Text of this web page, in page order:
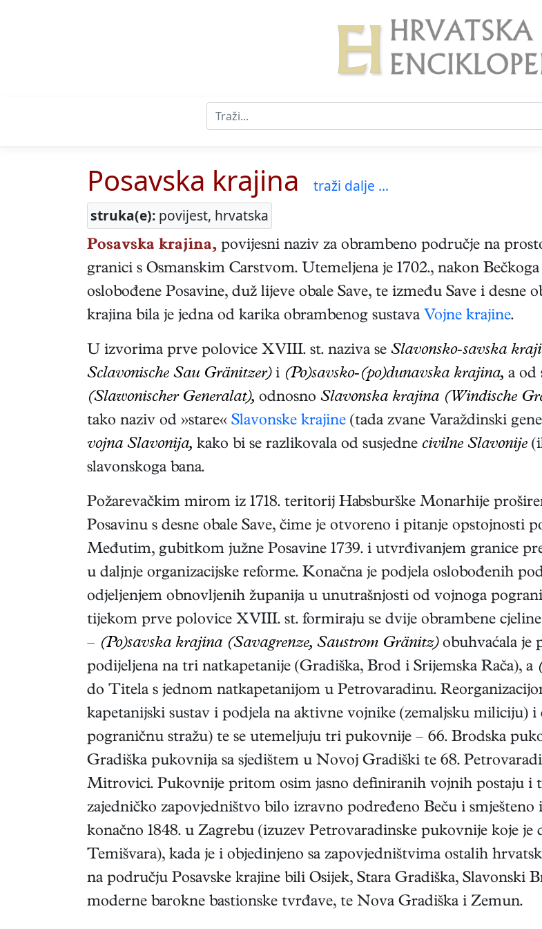
Posavska krajina
traži dalje ...
struka(e): povijest, hrvatska
Posavska krajina, povijesni naziv za obrambeno područje na
granici s Osmanskim Carstvom. Utemeljena je 1702., nakon
oslobođene Posavine, duž lijeve obale Save, te između Save i desne
krajina bila je jedna od karika obrambenog sustava Vojne krajine.
U izvorima prve polovice XVIII. st. naziva se Slavonsko-savska
Sclavonische Sau Gränitzer)i (Po)savsko-(po)dunavska krajina, a od
(Slawonischer Generalat), odnosno Slavonska krajina (Windische
tako naziv od »stare« Slavonske krajine (tada zvane Varaždinski
vojna Slavonija, kako bi se razlikovala od susjedne civilne Slavonije
slavonskoga bana.
Požarevačkim mirom iz 1718. teritorij Habsburške Monarhije
Posavinu s desne obale Save, čime je otvoreno i pitanje opstojnosti
Međutim, gubitkom južne Posavine 1739. i utvrđivanjem granice
u daljnje organizacijske reforme. Konačna je podjela oslobođenih
odjeljenjem obnovljenih županija u unutrašnjosti od vojnoga
tijekom prve polovice XVIII. st. formiraju se dvije obrambene
– (Po)savska krajina (Savagrenze, Saustrom Gränitz)obuhvaćala je
podijeljena na tri natkapetanije (Gradiška, Brod i Srijemska Rača), a
do Titela s jednom natkapetanijom u Petrovaradinu.
kapetanijski sustav i podjela na aktivne vojnike (zemaljsku miliciju)
pograničnu stražu) te se utemeljuju tri pukovnije – 66. Brodska
Gradiška pukovnija sa sjedištem u Novoj Gradiški te 68.
Mitrovici. Pukovnije pritom osim jasno definiranih vojnih postaju i
zajedničko zapovjedništvo bilo izravno podređeno Beču i
konačno 1848. u Zagrebu (izuzev Petrovaradinske pukovnije koje
Temišvara), kada je i objedinjeno sa zapovjedništvima ostalih
na području Posavske krajine bili Osijek, Stara Gradiška, Slavonski
moderne barokne bastionske tvrđave, te Nova Gradiška i Zemun.